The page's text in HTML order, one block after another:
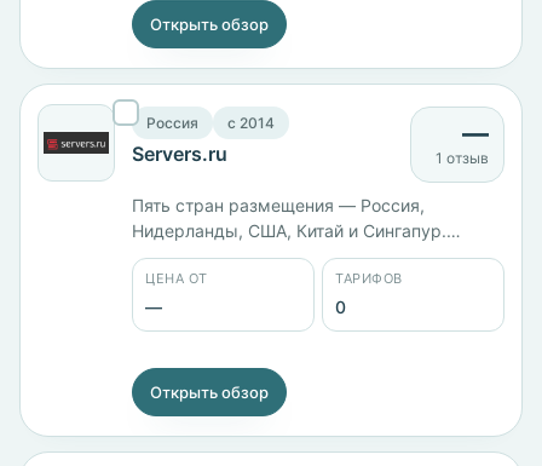
Открыть обзор
Россия c 2014
Servers.ru
—
1 отзыв
Пять стран размещения — Россия,
Нидерланды, США, Китай и Сингапур.
Работает с 2014 года, из технологий PHP.
Тарифы и панель управления в карточке не
заведены.
ЦЕНА ОТ
—
ТАРИФОВ
0
Открыть обзор